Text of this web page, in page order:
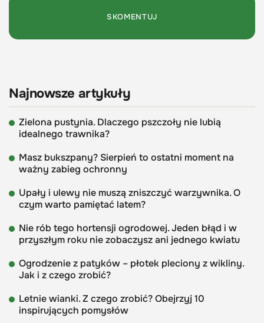
Najnowsze artykuły
Zielona pustynia. Dlaczego pszczoły nie lubią
idealnego trawnika?
Masz bukszpany? Sierpień to ostatni moment na
ważny zabieg ochronny
Upały i ulewy nie muszą zniszczyć warzywnika. O
czym warto pamiętać latem?
Nie rób tego hortensji ogrodowej. Jeden błąd i w
przyszłym roku nie zobaczysz ani jednego kwiatu
Ogrodzenie z patyków – płotek pleciony z wikliny.
Jak i z czego zrobić?
Letnie wianki. Z czego zrobić? Obejrzyj 10
inspirujących pomysłów